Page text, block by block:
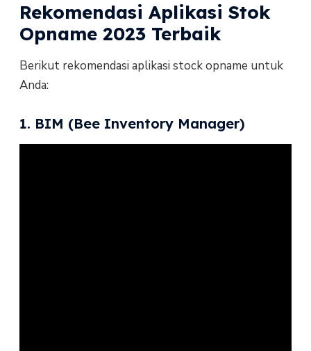
Rekomendasi Aplikasi Stok
Opname 2023 Terbaik
Berikut rekomendasi aplikasi stock opname untuk
Anda:
1. BIM (Bee Inventory Manager)